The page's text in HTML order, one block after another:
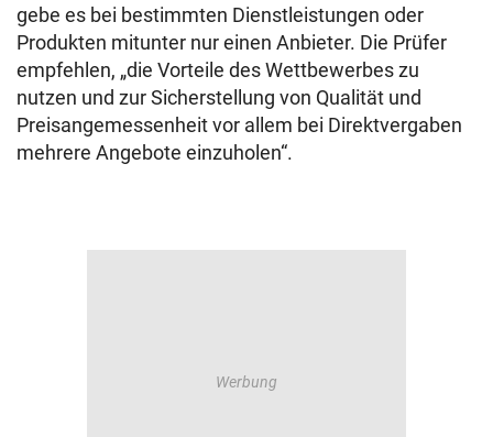
gebe es bei bestimmten Dienstleistungen oder
Produkten mitunter nur einen Anbieter. Die Prüfer
empfehlen, „die Vorteile des Wettbewerbes zu
nutzen und zur Sicherstellung von Qualität und
Preisangemessenheit vor allem bei Direktvergaben
mehrere Angebote einzuholen“.